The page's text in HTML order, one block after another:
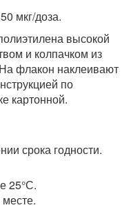
мкг/доза.
высокой
и колпачком из
флакон наклеивают
по
картонной.
срока годности.
25°С.